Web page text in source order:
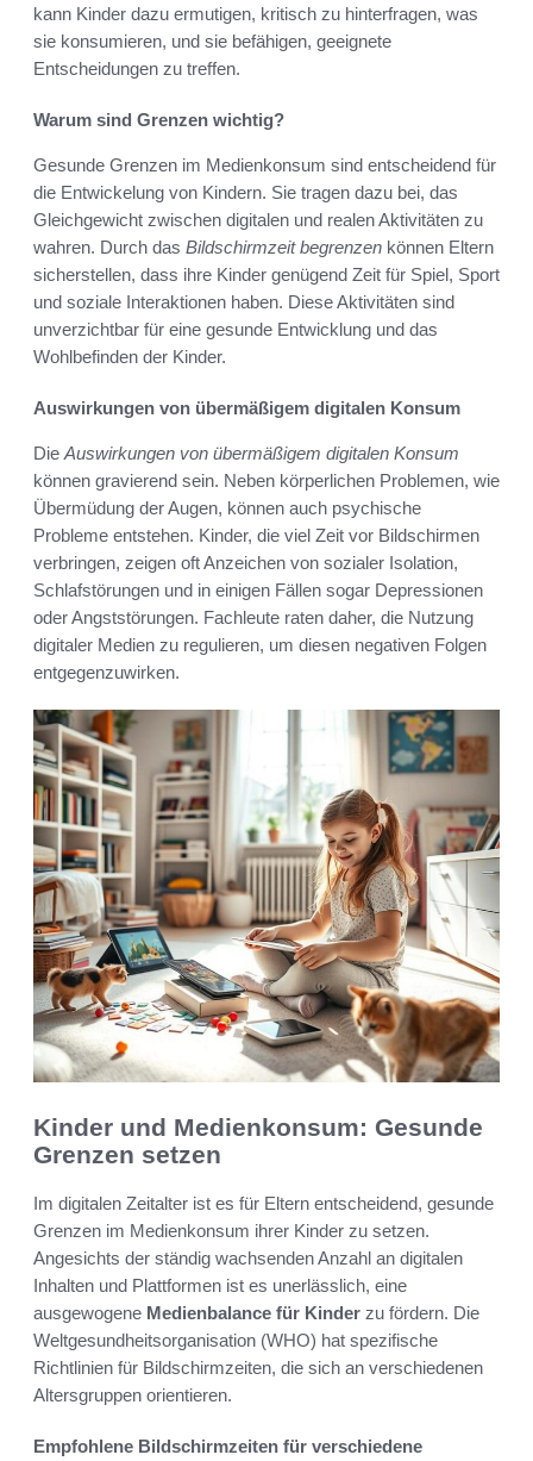
kann Kinder dazu ermutigen, kritisch zu hinterfragen, was
sie konsumieren, und sie befähigen, geeignete
Entscheidungen zu treffen.
Warum sind Grenzen wichtig?
Gesunde Grenzen im Medienkonsum sind entscheidend für
die Entwickelung von Kindern. Sie tragen dazu bei, das
Gleichgewicht zwischen digitalen und realen Aktivitäten zu
wahren. Durch das Bildschirmzeit begrenzen können Eltern
sicherstellen, dass ihre Kinder genügend Zeit für Spiel, Sport
und soziale Interaktionen haben. Diese Aktivitäten sind
unverzichtbar für eine gesunde Entwicklung und das
Wohlbefinden der Kinder.
Auswirkungen von übermäßigem digitalen Konsum
Die Auswirkungen von übermäßigem digitalen Konsum
können gravierend sein. Neben körperlichen Problemen, wie
Übermüdung der Augen, können auch psychische
Probleme entstehen. Kinder, die viel Zeit vor Bildschirmen
verbringen, zeigen oft Anzeichen von sozialer Isolation,
Schlafstörungen und in einigen Fällen sogar Depressionen
oder Angststörungen. Fachleute raten daher, die Nutzung
digitaler Medien zu regulieren, um diesen negativen Folgen
entgegenzuwirken.
Kinder und Medienkonsum: Gesunde
Grenzen setzen
Im digitalen Zeitalter ist es für Eltern entscheidend, gesunde
Grenzen im Medienkonsum ihrer Kinder zu setzen.
Angesichts der ständig wachsenden Anzahl an digitalen
Inhalten und Plattformen ist es unerlässlich, eine
ausgewogene Medienbalance für Kinder zu fördern. Die
Weltgesundheitsorganisation (WHO) hat spezifische
Richtlinien für Bildschirmzeiten, die sich an verschiedenen
Altersgruppen orientieren.
Empfohlene Bildschirmzeiten für verschiedene